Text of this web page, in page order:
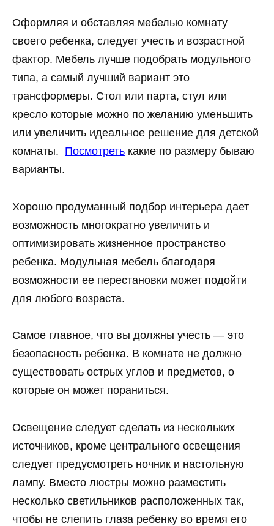
Оформляя и обставляя мебелью комнату
своего ребенка, следует учесть и возрастной
фактор. Мебель лучше подобрать модульного
типа, а самый лучший вариант это
трансформеры. Стол или парта, стул или
кресло которые можно по желанию уменьшить
или увеличить идеальное решение для детской
комнаты. Посмотреть какие по размеру бываю
варианты.
Хорошо продуманный подбор интерьера дает
возможность многократно увеличить и
оптимизировать жизненное пространство
ребенка. Модульная мебель благодаря
возможности ее перестановки может подойти
для любого возраста.
Самое главное, что вы должны учесть — это
безопасность ребенка. В комнате не должно
существовать острых углов и предметов, о
которые он может пораниться.
Освещение следует сделать из нескольких
источников, кроме центрального освещения
следует предусмотреть ночник и настольную
лампу. Вместо люстры можно разместить
несколько светильников расположенных так,
чтобы не слепить глаза ребенку во время его